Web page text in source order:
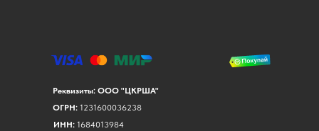
Реквизиты: ООО "ЦКРША"
ОГРН: 1231600036238
ИНН: 1684013984